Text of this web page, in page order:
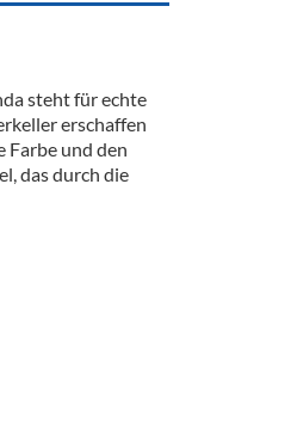
steht für echte
erschaffen
Farbe und den
das durch die